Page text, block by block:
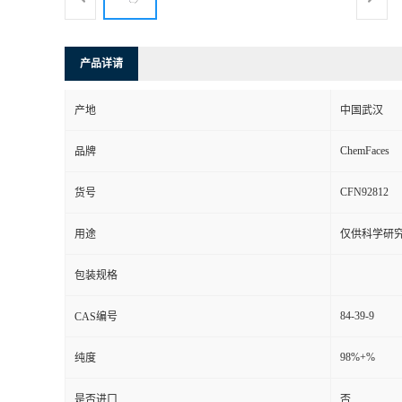
产品详请
产地 中国武汉
品牌 ChemFaces
货号 CFN92812
用途 仅供科学研
包装规格
CAS编号 84-39-9
纯度 98%+%
是否进口 否